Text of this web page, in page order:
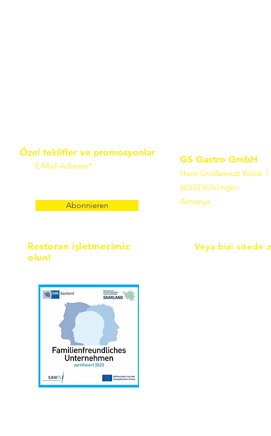
Özel teklifler ve promosyonlar
E-Mail-Adresse*
Abonnieren
Restoran işletmecimiz
olun!
GS Gastro GmbH
Hans Großwendt Yüzük 1
66333 Völklingen
Almanya
Veya bizi sitede